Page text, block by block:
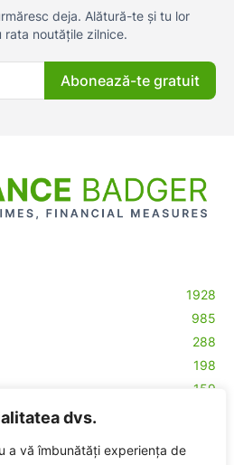
dvs.
a vă îmbunătăți experiența de
deja. Alătură-te și tu lor
rata noutățile zilnice.
Abonează-te gratuit
1928
985
288
198
159